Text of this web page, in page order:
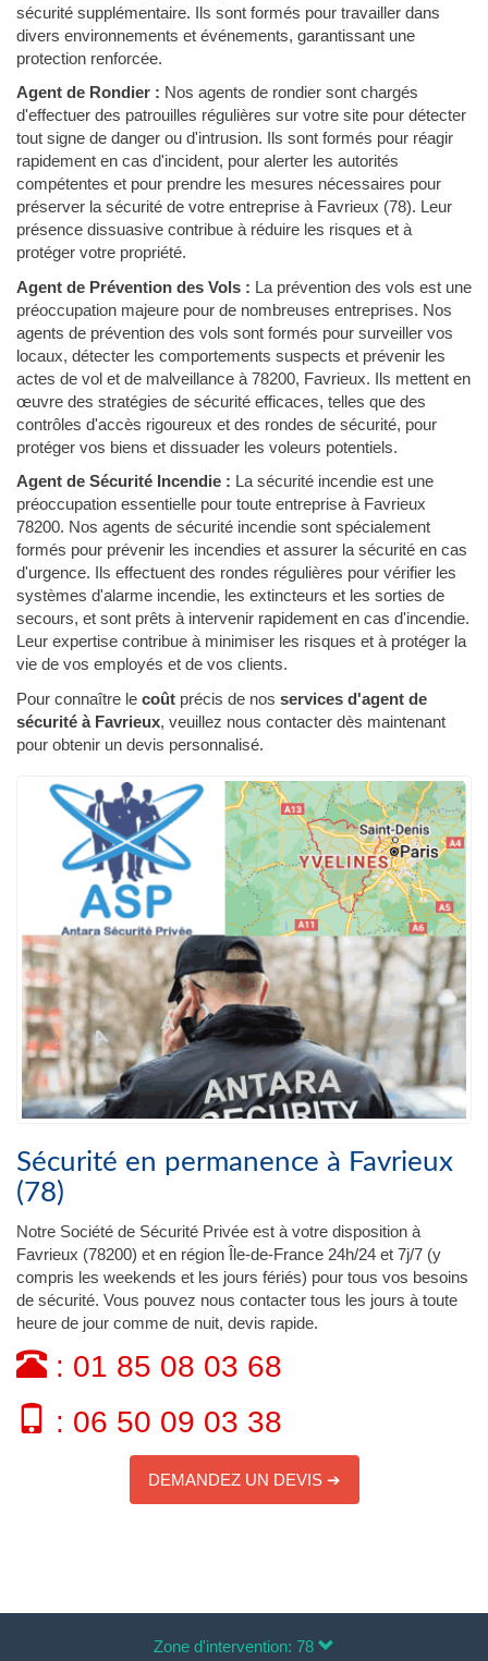
sécurité supplémentaire. Ils sont formés pour travailler dans
divers environnements et événements, garantissant une
protection renforcée.
Agent de Rondier : Nos agents de rondier sont chargés
d'effectuer des patrouilles régulières sur votre site pour détecter
tout signe de danger ou d'intrusion. Ils sont formés pour réagir
rapidement en cas d'incident, pour alerter les autorités
compétentes et pour prendre les mesures nécessaires pour
préserver la sécurité de votre entreprise à Favrieux (78). Leur
présence dissuasive contribue à réduire les risques et à
protéger votre propriété.
Agent de Prévention des Vols : La prévention des vols est une
préoccupation majeure pour de nombreuses entreprises. Nos
agents de prévention des vols sont formés pour surveiller vos
locaux, détecter les comportements suspects et prévenir les
actes de vol et de malveillance à 78200, Favrieux. Ils mettent en
œuvre des stratégies de sécurité efficaces, telles que des
contrôles d'accès rigoureux et des rondes de sécurité, pour
protéger vos biens et dissuader les voleurs potentiels.
Agent de Sécurité Incendie : La sécurité incendie est une
préoccupation essentielle pour toute entreprise à Favrieux
78200. Nos agents de sécurité incendie sont spécialement
formés pour prévenir les incendies et assurer la sécurité en cas
d'urgence. Ils effectuent des rondes régulières pour vérifier les
systèmes d'alarme incendie, les extincteurs et les sorties de
secours, et sont prêts à intervenir rapidement en cas d'incendie.
Leur expertise contribue à minimiser les risques et à protéger la
vie de vos employés et de vos clients.
Pour connaître le coût précis de nos services d'agent de
sécurité à Favrieux, veuillez nous contacter dès maintenant
pour obtenir un devis personnalisé.
Sécurité en permanence à Favrieux
(78)
Notre Société de Sécurité Privée est à votre disposition à
Favrieux (78200) et en région Île-de-France 24h/24 et 7j/7 (y
compris les weekends et les jours fériés) pour tous vos besoins
de sécurité. Vous pouvez nous contacter tous les jours à toute
heure de jour comme de nuit, devis rapide.
: 01 85 08 03 68
: 06 50 09 03 38
DEMANDEZ UN DEVIS ➔
Zone d'intervention: 78